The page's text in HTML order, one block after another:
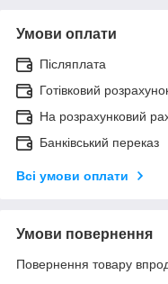
Умови оплати
Післяплата
Готівковий
На розрахунковий
Банківський переказ
Всі умови оплати
Умови повернення
Повернення товару